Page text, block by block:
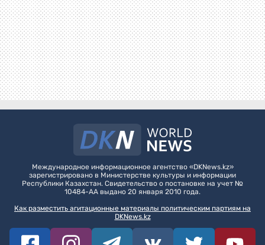
Международное информационное агентство «DKNews.kz»
зарегистрировано в Министерстве культуры и информации
Республики Казахстан. Свидетельство о постановке на учет №
10484-АА выдано 20 января 2010 года.
Как разместить агитационные материалы политическим партиям на
DKNews.kz